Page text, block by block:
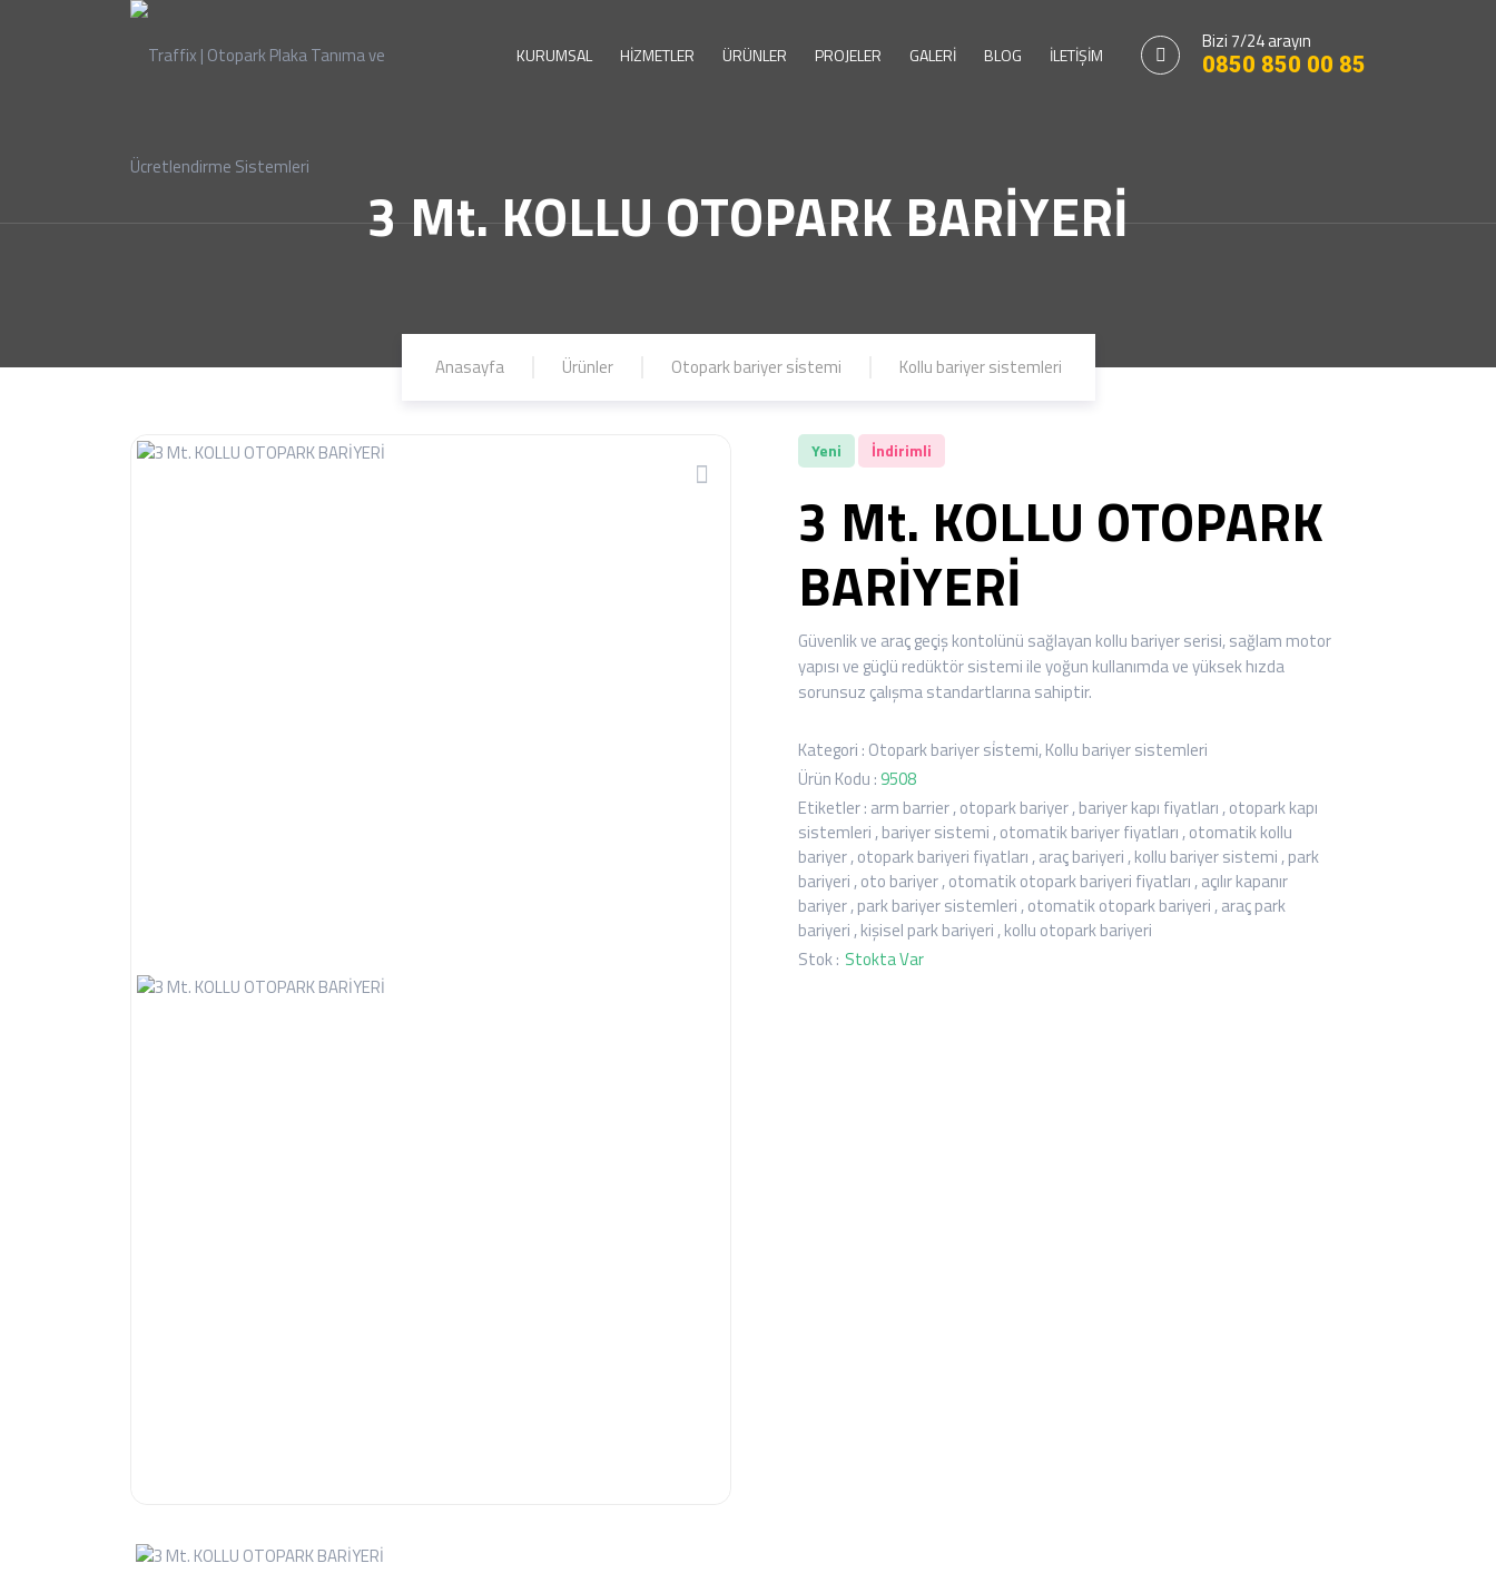
KURUMSAL HİZMETLER ÜRÜNLER PROJELER GALERİ BLOG İLETİŞİM
Bizi 7/24 arayın
0850 850 00 85
3 Mt. KOLLU OTOPARK BARİYERİ
Anasayfa Ürünler Otopark bariyer si̇stemi Kollu bariyer sistemleri
Yeni İndirimli
3 Mt. KOLLU OTOPARK
BARİYERİ
Güvenlik ve araç geçiş kontolünü sağlayan kollu bariyer serisi, sağlam motor
yapısı ve güçlü redüktör sistemi ile yoğun kullanımda ve yüksek hızda
sorunsuz çalışma standartlarına sahiptir.
Kategori : Otopark bariyer si̇stemi,Kollu bariyer sistemleri
Ürün Kodu :9508
Etiketler : arm barrier,otopark bariyer,bariyer kapı fiyatları,otopark kapı
sistemleri,bariyer sistemi,otomatik bariyer fiyatları,otomatik kollu
bariyer,otopark bariyeri fiyatları,araç bariyeri,kollu bariyer sistemi,park
bariyeri,oto bariyer,otomatik otopark bariyeri fiyatları,açılır kapanır
bariyer,park bariyer sistemleri,otomatik otopark bariyeri,araç park
bariyeri,kişisel park bariyeri,kollu otopark bariyeri
Stok : Stokta Var